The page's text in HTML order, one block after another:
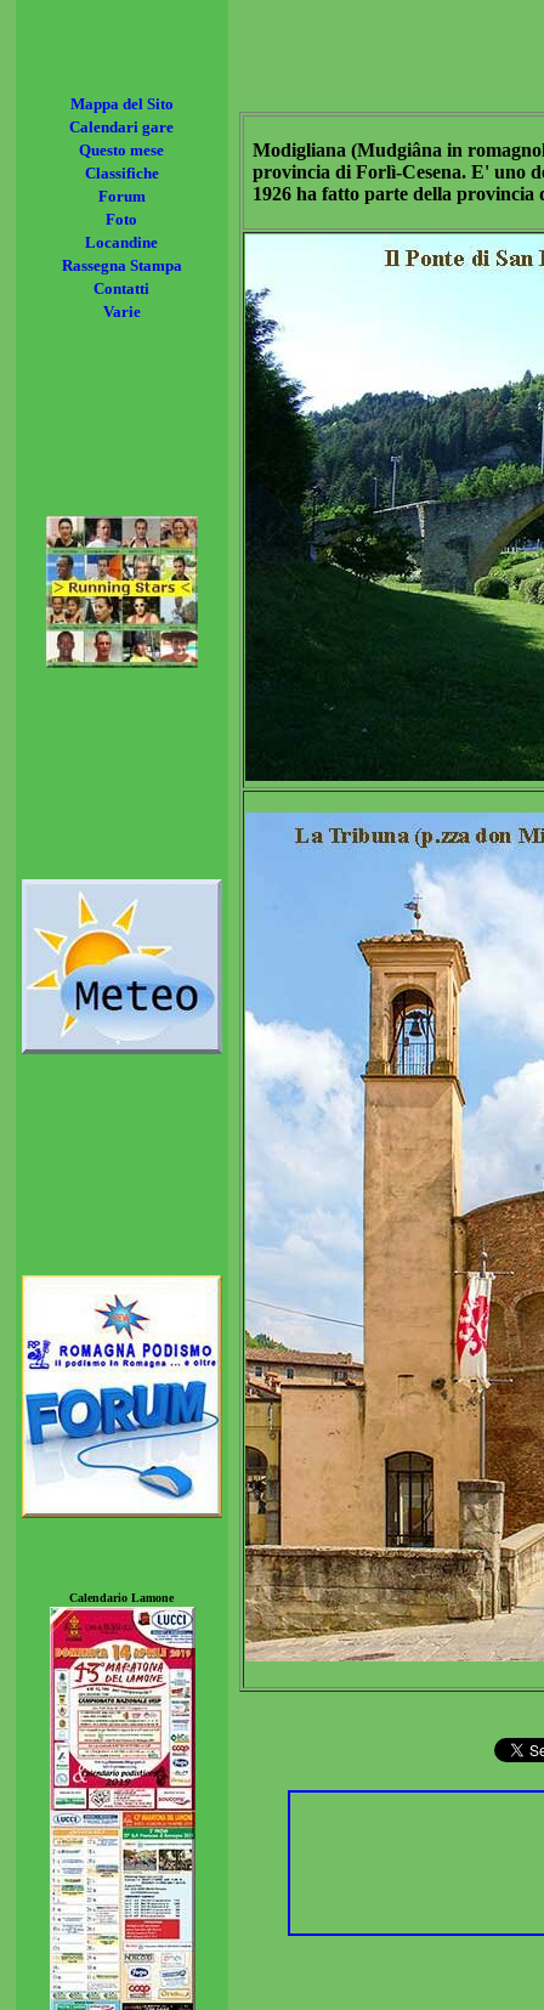
Mappa del Sito
Calendari gare
Questo mese
Classifiche
Forum
Foto
Locandine
Rassegna Stampa
Contatti
Varie
Modigliana (Mudgiâna in
provincia di Forlì-Cesena. E' uno
1926 ha fatto parte della provincia
Calendario Lamone